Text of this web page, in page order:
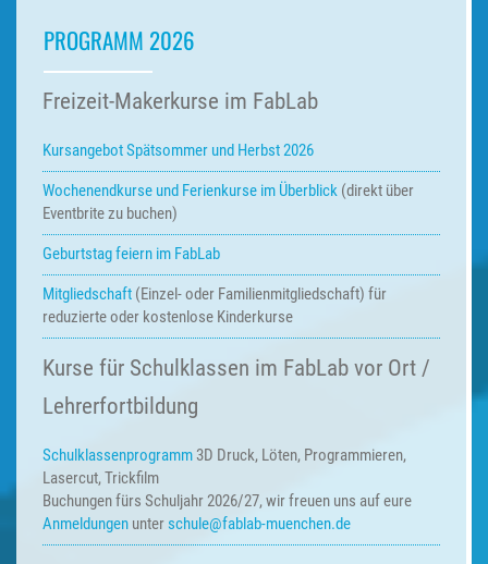
PROGRAMM 2026
Freizeit-Makerkurse im FabLab
Kursangebot Spätsommer und Herbst 2026
Wochenendkurse und Ferienkurse im Überblick (direkt über
Eventbrite zu buchen)
Geburtstag feiern im FabLab
Mitgliedschaft (Einzel- oder Familienmitgliedschaft) für
reduzierte oder kostenlose Kinderkurse
Kurse für Schulklassen im FabLab vor Ort /
Lehrerfortbildung
Schulklassenprogramm3D Druck, Löten, Programmieren,
Lasercut, Trickfilm
Buchungen fürs Schuljahr 2026/27, wir freuen uns auf eure
Anmeldungen unter schule@fablab-muenchen.de